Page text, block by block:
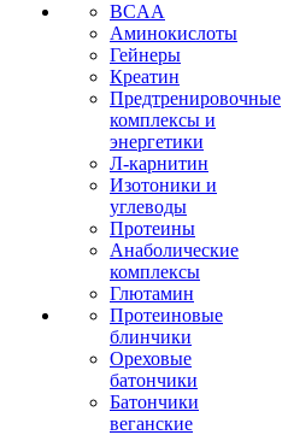
BCAA
Аминокислоты
Гейнеры
Креатин
Предтренировочные
комплексы и
энергетики
Л-карнитин
Изотоники и
углеводы
Протеины
Анаболические
комплексы
Глютамин
Протеиновые
блинчики
Ореховые
батончики
Батончики
веганские